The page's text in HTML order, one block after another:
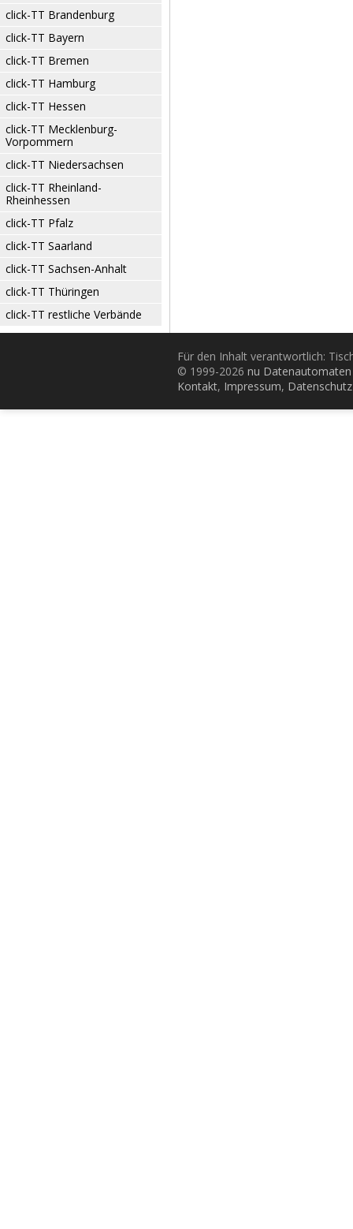
click-TT Brandenburg
click-TT Bayern
click-TT Bremen
click-TT Hamburg
click-TT Hessen
click-TT Mecklenburg-
Vorpommern
click-TT Niedersachsen
click-TT Rheinland-
Rheinhessen
click-TT Pfalz
click-TT Saarland
click-TT Sachsen-Anhalt
click-TT Thüringen
click-TT restliche Verbände
Für den Inhalt verantwortlich:
© 1999-2026 nu
Kontakt, Impressum, Datenschutz